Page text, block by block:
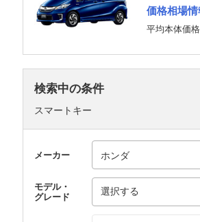
価格相場情
平均本体価格
検索中の条件
スマートキー
メーカー
モデル・
グレード
選択する